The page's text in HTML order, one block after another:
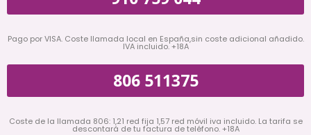
Pago por VISA. Coste llamada local en España,sin coste adicional añadido.
IVA incluido. +18A
806 511375
Coste de la llamada 806: 1,21 red fija 1,57 red móvil iva incluido. La tarifa se
descontará de tu factura de teléfono. +18A